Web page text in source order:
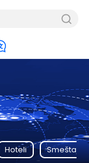
Hoteli Smeštaj